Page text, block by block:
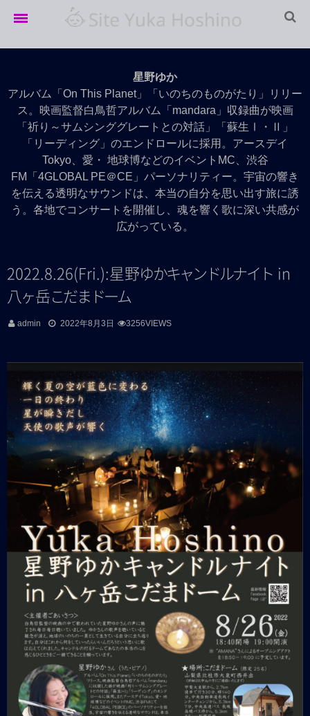
LIVE info
LIVE Archives
Movie
Discography
Profile
星野ゆか
アルバム「On This Planet」「いのちのものがたり」リリー
ス。映画監督白鳥哲アルバム「mandara」収録曲が映画
「祈り～サムシンググレートとの対話」「蘇生Ⅰ・Ⅱ」
「リーディング」のエンドロールに採用。アースデイ
Tokyo、愛・ 地球博などのイベントMC、渋谷
FM「4GLOBAL PE＠CE」パーソナリティー。宇宙の響き
を伝える透明なサウンドは、本当の自分を思い出す旅に誘
う。各地でコンサートを開催し、魂を響く歌に深い共感が
広がっている。
2022.8.26(Fri.):星野ゆかキャンドルナイ ト in
八 ヶ岳こだま ドーム
admin 2022年8月3日 3256VIEWS